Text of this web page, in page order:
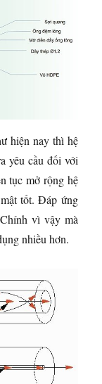
hiện nay thì hệ
yêu cầu đối với
tục mở rộng hệ
tốt. Đáp ứng
vì vậy mà
nhiều hơn.